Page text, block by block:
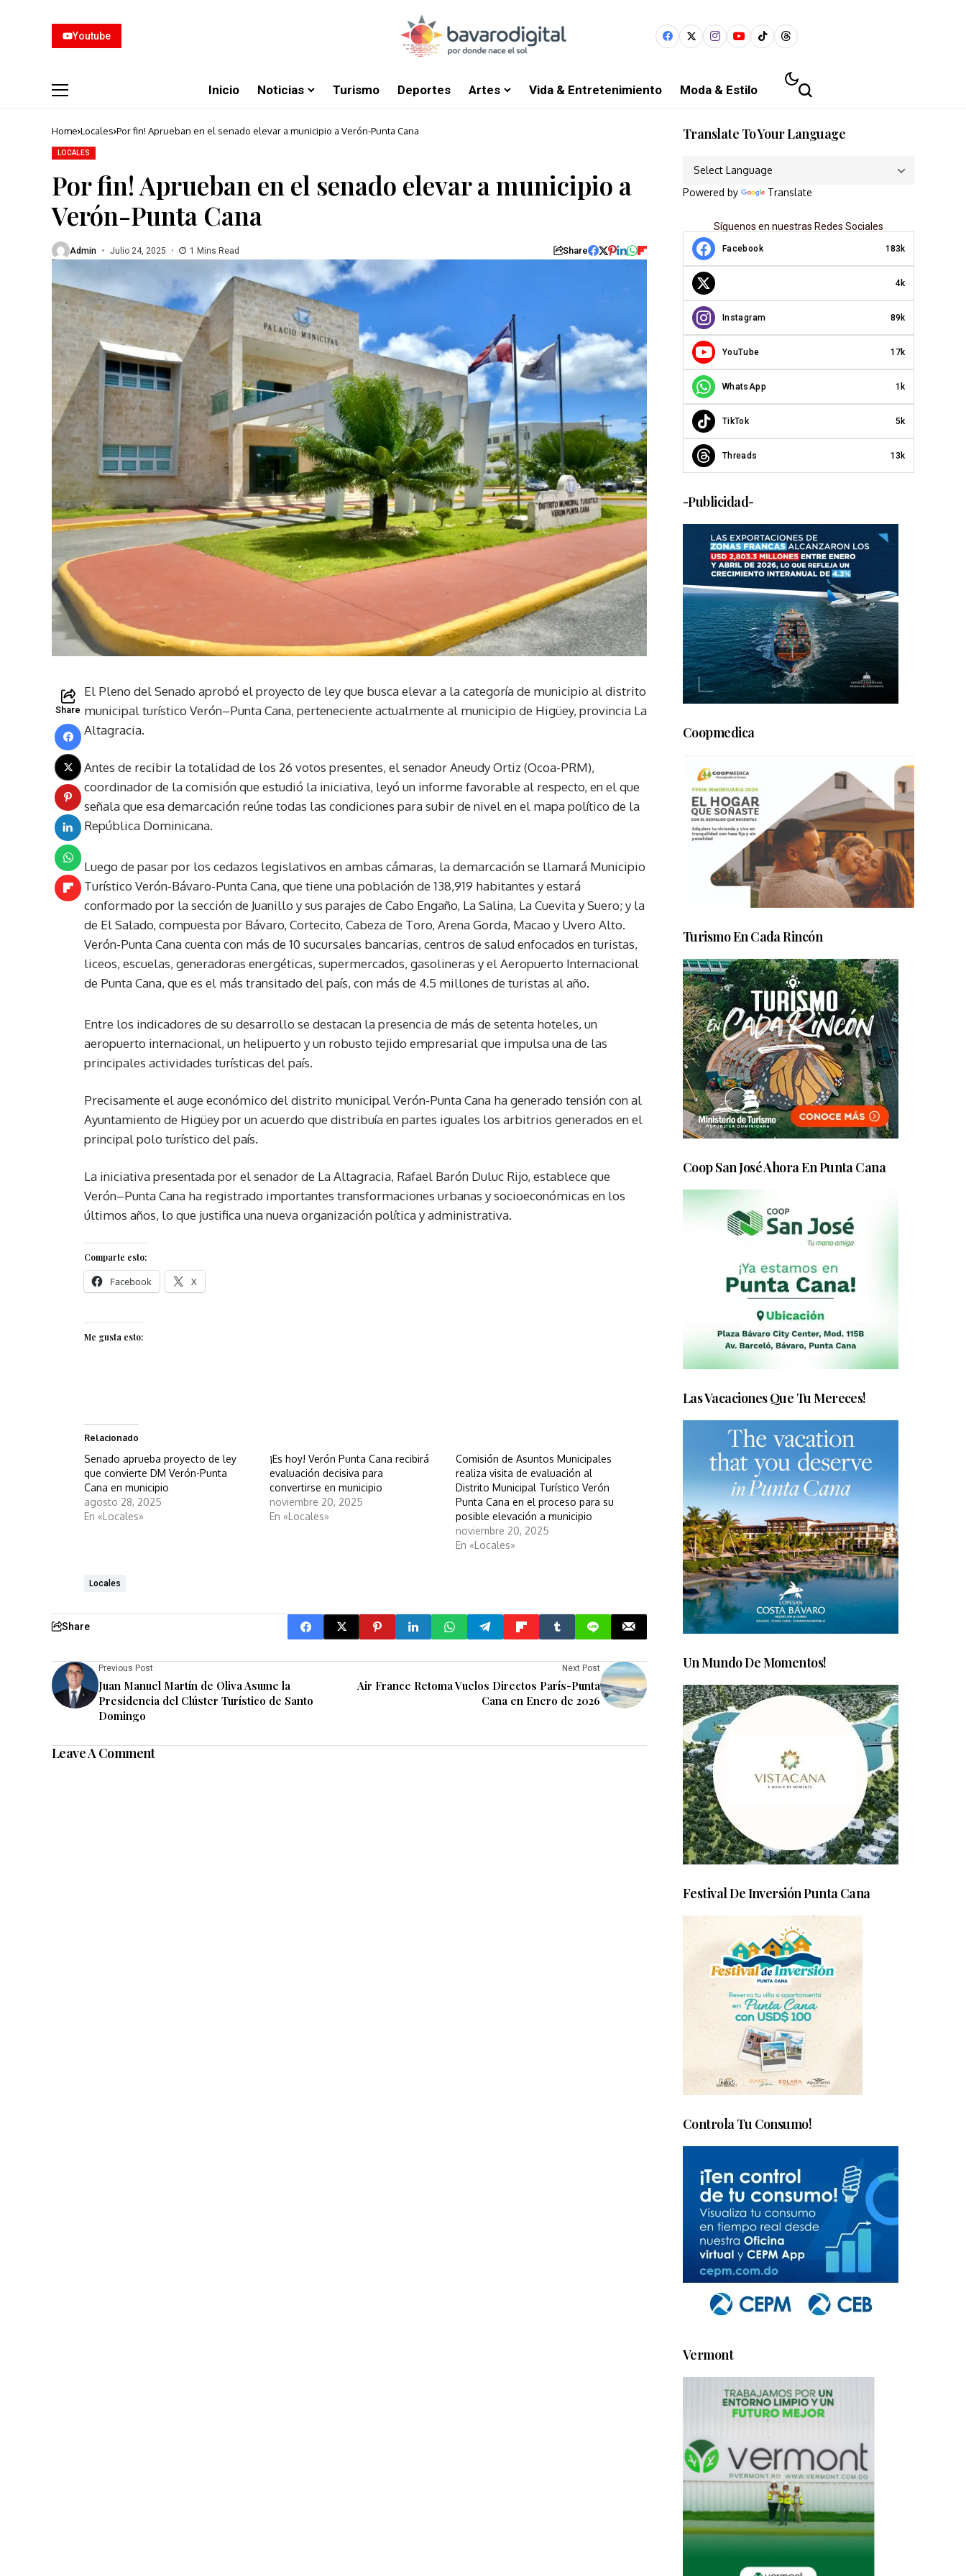
Youtube
Inicio Noticias Turismo Deportes Artes Vida & Entretenimiento Moda & Estilo
Home Locales Por fin! Aprueban en el senado elevar a municipio a Verón-Punta Cana
LOCALES
Por fin! Aprueban en el senado elevar a municipio a
Verón-Punta Cana
Admin Julio 24, 2025 1 Mins Read Share
Share
El Pleno del Senado aprobó el proyecto de ley que busca elevar a la categoría de municipio al distrito
municipal turístico Verón–Punta Cana, perteneciente actualmente al municipio de Higüey, provincia La
Altagracia.
Antes de recibir la totalidad de los 26 votos presentes, el senador Aneudy Ortiz (Ocoa-PRM),
coordinador de la comisión que estudió la iniciativa, leyó un informe favorable al respecto, en el que
señala que esa demarcación reúne todas las condiciones para subir de nivel en el mapa político de la
República Dominicana.
Luego de pasar por los cedazos legislativos en ambas cámaras, la demarcación se llamará Municipio
Turístico Verón-Bávaro-Punta Cana, que tiene una población de 138,919 habitantes y estará
conformado por la sección de Juanillo y sus parajes de Cabo Engaño, La Salina, La Cuevita y Suero; y la
de El Salado, compuesta por Bávaro, Cortecito, Cabeza de Toro, Arena Gorda, Macao y Uvero Alto.
Verón-Punta Cana cuenta con más de 10 sucursales bancarias, centros de salud enfocados en turistas,
liceos, escuelas, generadoras energéticas, supermercados, gasolineras y el Aeropuerto Internacional
de Punta Cana, que es el más transitado del país, con más de 4.5 millones de turistas al año.
Entre los indicadores de su desarrollo se destacan la presencia de más de setenta hoteles, un
aeropuerto internacional, un helipuerto y un robusto tejido empresarial que impulsa una de las
principales actividades turísticas del país.
Precisamente el auge económico del distrito municipal Verón-Punta Cana ha generado tensión con al
Ayuntamiento de Higüey por un acuerdo que distribuía en partes iguales los arbitrios generados en el
principal polo turístico del país.
La iniciativa presentada por el senador de La Altagracia, Rafael Barón Duluc Rijo, establece que
Verón–Punta Cana ha registrado importantes transformaciones urbanas y socioeconómicas en los
últimos años, lo que justifica una nueva organización política y administrativa.
Comparte esto:
Facebook X
Me gusta esto:
Relacionado
Senado aprueba proyecto de ley
que convierte DM Verón-Punta
Cana en municipio
agosto 28, 2025
En «Locales»
¡Es hoy! Verón Punta Cana recibirá
evaluación decisiva para
convertirse en municipio
noviembre 20, 2025
En «Locales»
Comisión de Asuntos Municipales
realiza visita de evaluación al
Distrito Municipal Turístico Verón
Punta Cana en el proceso para su
posible elevación a municipio
noviembre 20, 2025
En «Locales»
Locales
Share
Previous Post
Juan Manuel Martín de Oliva Asume la
Presidencia del Clúster Turístico de Santo
Domingo
Next Post
Air France Retoma Vuelos Directos París-Punta
Cana en Enero de 2026
Leave A Comment
Translate To Your Language
Powered by Translate
Síguenos en nuestras Redes Sociales
Facebook 183k
4k
Instagram 89k
YouTube 17k
WhatsApp 1k
TikTok 5k
Threads 13k
-Publicidad-
Coopmedica
Turismo En Cada Rincón
Coop San José Ahora En Punta Cana
Las Vacaciones Que Tu Mereces!
Un Mundo De Momentos!
Festival De Inversión Punta Cana
Controla Tu Consumo!
Vermont